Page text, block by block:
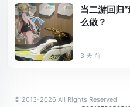
当二游回归
么做？
3 天 前
© 2013-2026 All Rights Reserved